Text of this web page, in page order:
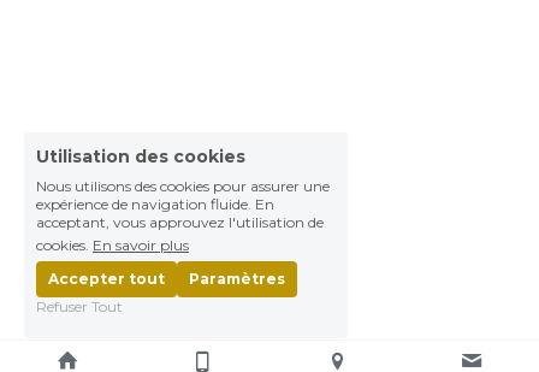
expérience de navigation fluide. En
acceptant, vous approuvez l'utilisation de
cookies. En savoir plus
Accepter tout
Paramètres
Refuser Tout